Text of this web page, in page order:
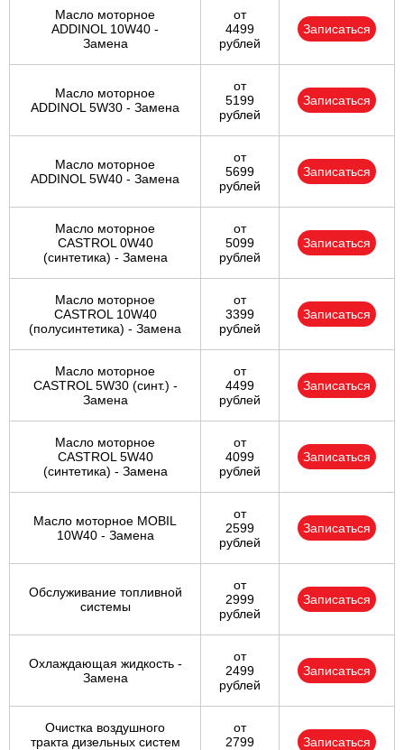
Масло моторное
ADDINOL 10W40 -
Замена
от
4499
рублей
Записаться
Масло моторное
ADDINOL 5W30 - Замена
от
5199
рублей
Записаться
Масло моторное
ADDINOL 5W40 - Замена
от
5699
рублей
Записаться
Масло моторное
CASTROL 0W40
(синтетика) - Замена
от
5099
рублей
Записаться
Масло моторное
CASTROL 10W40
(полусинтетика) - Замена
от
3399
рублей
Записаться
Масло моторное
CASTROL 5W30 (синт.) -
Замена
от
4499
рублей
Записаться
Масло моторное
CASTROL 5W40
(синтетика) - Замена
от
4099
рублей
Записаться
Масло моторное MOBIL
10W40 - Замена
от
2599
рублей
Записаться
Обслуживание топливной
системы
от
2999
рублей
Записаться
Охлаждающая жидкость -
Замена
от
2499
рублей
Записаться
Очистка воздушного
тракта дизельных систем
от
2799
Записаться